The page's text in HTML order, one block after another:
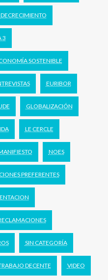
DECRECIMIENTO
3
SOSTENIBLE
EURIBOR
GLOBALIZACIÓN
LE CERCLE
NOES
PREFERENTES
SIN CATEGORÍA
DECENTE VIDEO